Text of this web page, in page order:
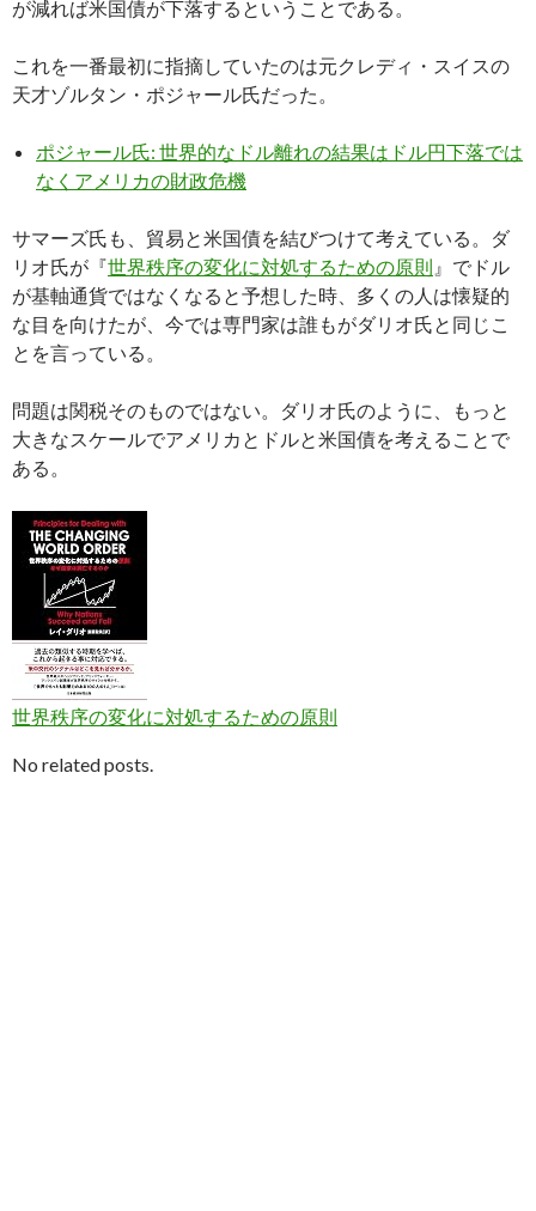
が減れば米国債が下落するということである。
これを一番最初に指摘していたのは元クレディ・スイスの
天才ゾルタン・ポジャール氏だった。
ポジャール氏: 世界的なドル離れの結果はドル円下落では
なくアメリカの財政危機
サマーズ氏も、貿易と米国債を結びつけて考えている。ダ
リオ氏が『世界秩序の変化に対処するための原則 』でドル
が基軸通貨ではなくなると予想した時、多くの人は懐疑的
な目を向けたが、今では専門家は誰もがダリオ氏と同じこ
とを言っている。
問題は関税そのものではない。ダリオ氏のように、もっと
大きなスケールでアメリカとドルと米国債を考えることで
ある。
世界秩序の変化に対処するための原則
No related posts.